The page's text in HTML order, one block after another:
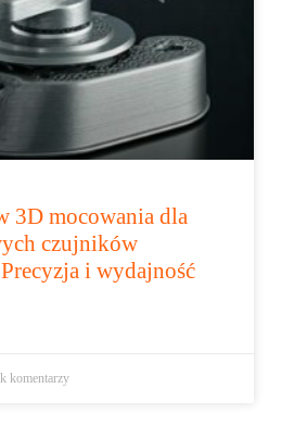
3D mocowania dla
czujników
i wydajność
komentarzy